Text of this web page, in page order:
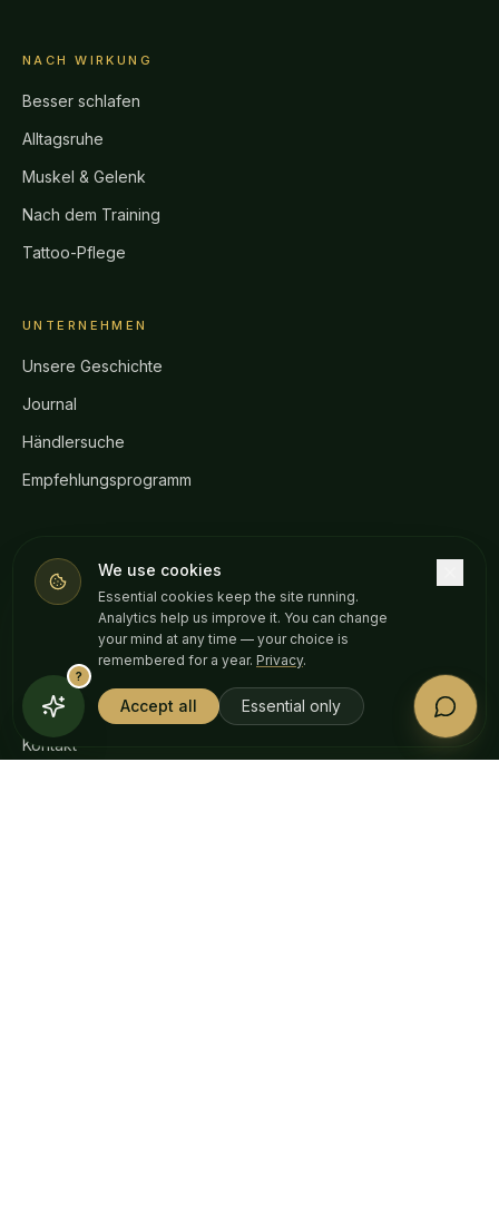
NACH WIRKUNG
Besser schlafen
Alltagsruhe
Muskel & Gelenk
Nach dem Training
Tattoo-Pflege
UNTERNEHMEN
Unsere Geschichte
Journal
Händlersuche
Empfehlungsprogramm
Häufige Fragen
Versand & Rückgabe
Laborberichte (COA)
CBD-Gesetzgebung
Kontakt
We use cookies
Essential cookies keep the site running.
Analytics help us improve it. You can change
your mind at any time — your choice is
remembered for a year. Privacy.
Accept all Essential only
?